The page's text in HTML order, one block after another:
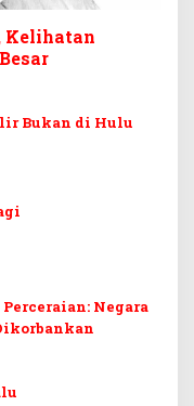
Kelihatan
Bukan di Hulu
Negara